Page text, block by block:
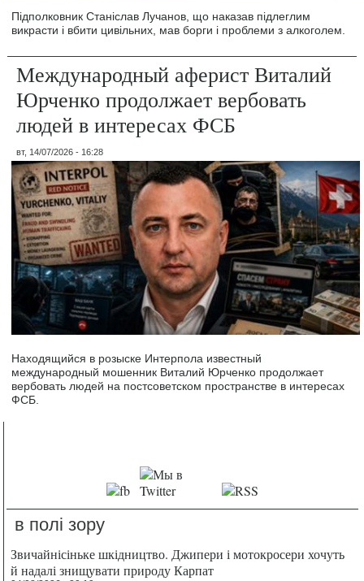
Підполковник Станіслав Лучанов, що наказав підлеглим
викрасти і вбити цивільних, мав борги і проблеми з алкоголем.
Международный аферист Виталий
Юрченко продолжает вербовать
людей в интересах ФСБ
вт, 14/07/2026 - 16:28
Находящийся в розыске Интерпола известный
международный мошенник Виталий Юрченко продолжает
вербовать людей на постсоветском пространстве в интересах
ФСБ.
в полі зору
Звичайнісіньке шкідництво. Джипери і мотокросери хочуть
й надалі знищувати природу Карпат